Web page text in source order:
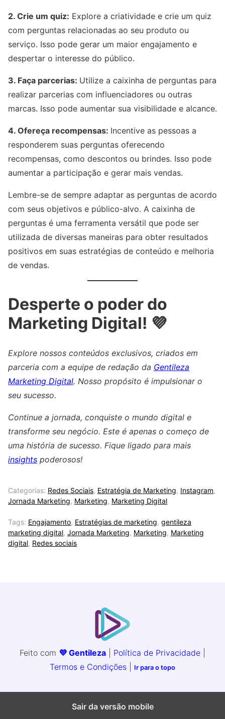
2. Crie um quiz: Explore a criatividade e crie um quiz
com perguntas relacionadas ao seu produto ou
serviço. Isso pode gerar um maior engajamento e
despertar o interesse do público.
3. Faça parcerias: Utilize a caixinha de perguntas para
realizar parcerias com influenciadores ou outras
marcas. Isso pode aumentar sua visibilidade e alcance.
4. Ofereça recompensas: Incentive as pessoas a
responderem suas perguntas oferecendo
recompensas, como descontos ou brindes. Isso pode
aumentar a participação e gerar mais vendas.
Lembre-se de sempre adaptar as perguntas de acordo
com seus objetivos e público-alvo. A caixinha de
perguntas é uma ferramenta versátil que pode ser
utilizada de diversas maneiras para obter resultados
positivos em suas estratégias de conteúdo e melhoria
de vendas.
Desperte o poder do
Marketing Digital! 💜
Explore nossos conteúdos exclusivos, criados em
parceria com a equipe de redação da Gentileza
Marketing Digital. Nosso propósito é impulsionar o
seu sucesso.
Continue a jornada, conquiste o mundo digital e
transforme seu negócio. Este é apenas o começo de
uma história de sucesso. Fique ligado para mais
insights poderosos!
Categorias: Redes Sociais, Estratégia de Marketing, Instagram,
Jornada Marketing, Marketing, Marketing Digital
Tags: Engajamento, Estratégias de marketing, gentileza
marketing digital, Jornada Marketing, Marketing, Marketing
digital, Redes sociais
Feito com 💜 Gentileza Política de Privacidade
Termos e Condições
Ir para o topo
Sair da versão mobile